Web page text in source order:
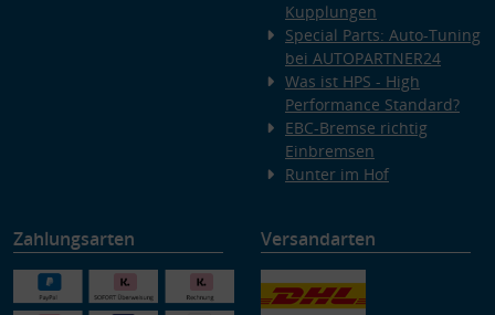
Kupplungen
Special Parts: Auto-Tuning
bei AUTOPARTNER24
Was ist HPS - High
Performance Standard?
EBC-Bremse richtig
Einbremsen
Runter im Hof
Zahlungsarten Versandarten